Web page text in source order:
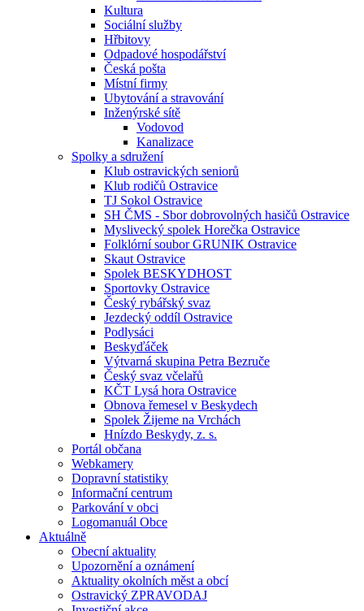
Kultura
Sociální služby
Hřbitovy
Odpadové hospodářství
Česká pošta
Místní firmy
Ubytování a stravování
Inženýrské sítě
Vodovod
Kanalizace
Spolky a sdružení
Klub ostravických seniorů
Klub rodičů Ostravice
TJ Sokol Ostravice
SH ČMS - Sbor dobrovolných hasičů Ostravice
Myslivecký spolek Horečka Ostravice
Folklórní soubor GRUNIK Ostravice
Skaut Ostravice
Spolek BESKYDHOST
Sportovky Ostravice
Český rybářský svaz
Jezdecký oddíl Ostravice
Podlysáci
Beskyďáček
Výtvarná skupina Petra Bezruče
Český svaz včelařů
KČT Lysá hora Ostravice
Obnova řemesel v Beskydech
Spolek Žijeme na Vrchách
Hnízdo Beskydy, z. s.
Portál občana
Webkamery
Dopravní statistiky
Informační centrum
Parkování v obci
Logomanuál Obce
Aktuálně
Obecní aktuality
Upozornění a oznámení
Aktuality okolních měst a obcí
Ostravický ZPRAVODAJ